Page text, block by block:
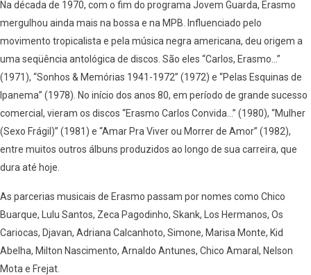
Na década de 1970, com o fim do programa Jovem Guarda, Erasmo
mergulhou ainda mais na bossa e na MPB. Influenciado pelo
movimento tropicalista e pela música negra americana, deu origem a
uma seqüência antológica de discos. São eles “Carlos, Erasmo…”
(1971), “Sonhos & Memórias 1941-1972” (1972) e “Pelas Esquinas de
Ipanema” (1978). No início dos anos 80, em período de grande sucesso
comercial, vieram os discos “Erasmo Carlos Convida…” (1980), “Mulher
(Sexo Frágil)” (1981) e “Amar Pra Viver ou Morrer de Amor” (1982),
entre muitos outros álbuns produzidos ao longo de sua carreira, que
dura até hoje.
As parcerias musicais de Erasmo passam por nomes como Chico
Buarque, Lulu Santos, Zeca Pagodinho, Skank, Los Hermanos, Os
Cariocas, Djavan, Adriana Calcanhoto, Simone, Marisa Monte, Kid
Abelha, Milton Nascimento, Arnaldo Antunes, Chico Amaral, Nelson
Mota e Frejat.